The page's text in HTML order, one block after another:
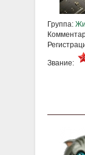
Группа:
Звание: